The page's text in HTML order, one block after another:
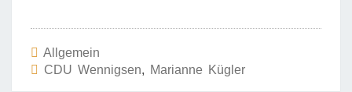
Allgemein
CDU Wennigsen, Marianne Kügler